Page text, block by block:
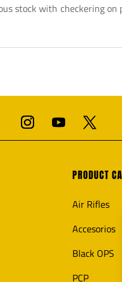
stock with checkering
PRODUCT
Air Rifles
Accesorios
Black OPS
PCP